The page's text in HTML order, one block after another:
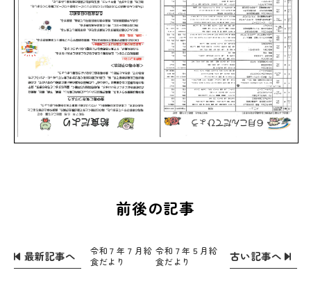
前後の記事
最新記事へ
令和７年７月給
食だより
古い記事へ
令和７年５月給
食だより